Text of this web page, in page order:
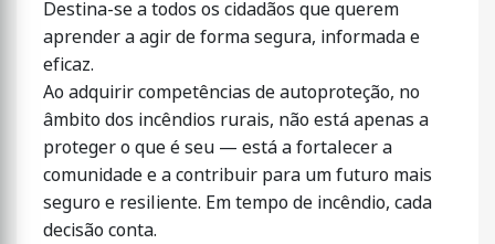
Destina-se a todos os cidadãos que querem
aprender a agir de forma segura, informada e
eficaz.
Ao adquirir competências de autoproteção, no
âmbito dos incêndios rurais, não está apenas a
proteger o que é seu — está a fortalecer a
comunidade e a contribuir para um futuro mais
seguro e resiliente. Em tempo de incêndio, cada
decisão conta.